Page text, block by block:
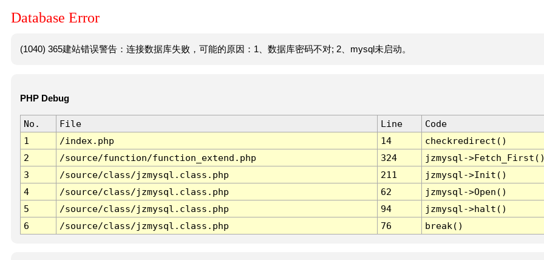
Database Error
(1040) 365建站错误警告：连接数据库失败，可能的原因：1、数据库密码不对; 2、mysql未启动。
PHP Debug
No. File Line
Code
1
/index.php 14
checkredirect()
2
/source/function/function_extend.php 324
jzmysql-
3
/source/class/jzmysql.class.php 211
jzmysql->Init()
4
/source/class/jzmysql.class.php 62
jzmysql->Open()
5
/source/class/jzmysql.class.php 94
jzmysql->halt()
6
/source/class/jzmysql.class.php 76 break()